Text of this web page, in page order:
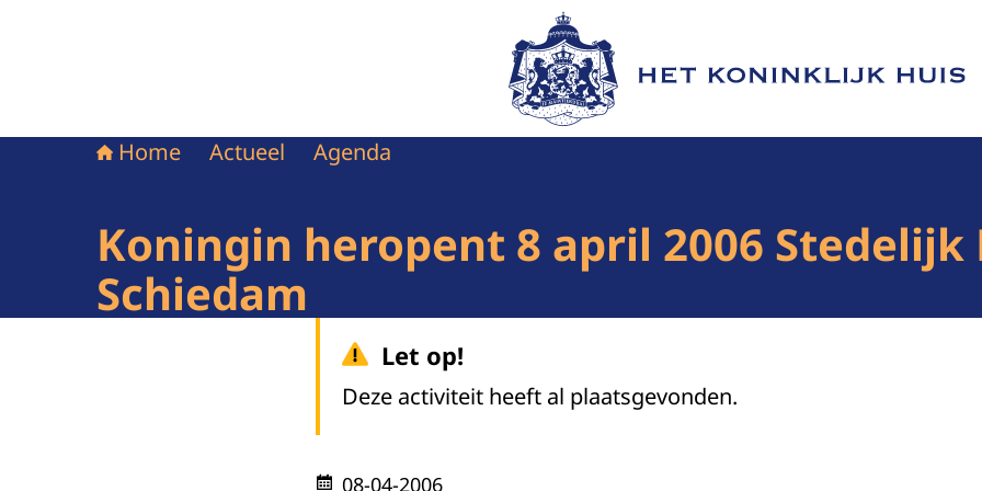
Naar de homepage van Het Koninklijk Huis
Home Actueel Agenda
Koningin heropent 8 april 2006 Stedelijk
Schiedam
Let op!
Deze activiteit heeft al plaatsgevonden.
08-04-2006